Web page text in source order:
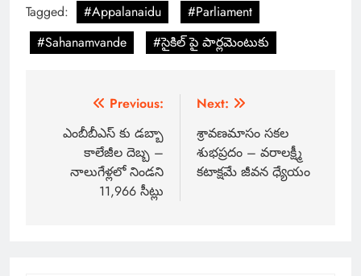
Tagged: #Appalanaidu
#Parliament
#Sahanamvande
#సైకిల్ పై పార్లమెంటుకు
Previous:
ఎంబీబీఎస్ కు డబ్బా
కాలేజీల దెబ్బ –
నాలుగేళ్లలో నిండని
11,966 సీట్లు
Next:
శ్రావణమాసం సకల
శుభప్రదం – వరాలక్ష్మీ
కటాక్షమే జీవన ధ్యేయం